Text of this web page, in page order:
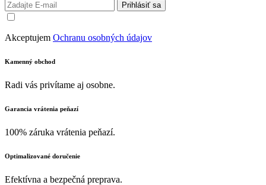
Prihlásiť sa
Akceptujem Ochranu osobných údajov
Kamenný obchod
Radi vás privítame aj osobne.
Garancia vrátenia peňazí
100% záruka vrátenia peňazí.
Optimalizované doručenie
Efektívna a bezpečná preprava.